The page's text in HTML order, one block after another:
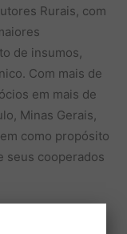
Rurais, com
de insumos,
Com mais de
em mais de
Minas Gerais,
como propósito
seus cooperados